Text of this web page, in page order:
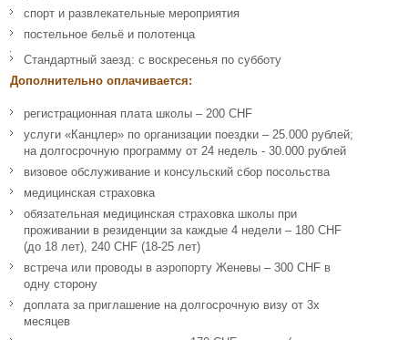
спорт и развлекательные мероприятия
постельное бельё и полотенца
Стандартный заезд: с воскресенья по субботу
Дополнительно оплачивается:
регистрационная плата школы – 200 CHF
услуги «Канцлер» по организации поездки – 25.000 рублей;
на долгосрочную программу от 24 недель - 30.000 рублей
визовое обслуживание и консульский сбор посольства
медицинская страховка
обязательная медицинская страховка школы при
проживании в резиденции за каждые 4 недели – 180 CHF
(до 18 лет), 240 CHF (18-25 лет)
встреча или проводы в аэропорту Женевы – 300 CHF в
одну сторону
доплата за приглашение на долгосрочную визу от 3х
месяцев